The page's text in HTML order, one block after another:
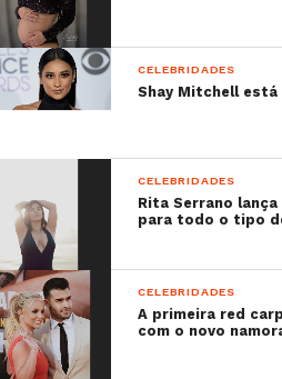
CELEBRIDADES
Shay Mitchell está
CELEBRIDADES
Rita Serrano
para todo o tipo
CELEBRIDADES
A primeira red
com o novo